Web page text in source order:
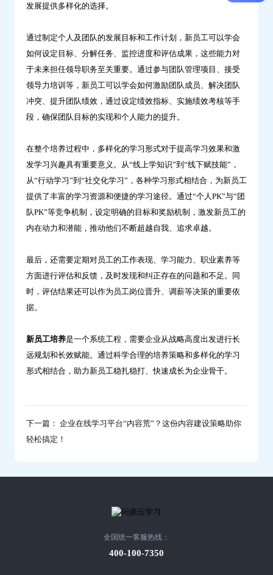
发展提供多样化的选择。
通过制定个人及团队的发展目标和工作计划，新员工可以学会
如何设定目标、分解任务、监控进度和评估成果，这些能力对
于未来担任领导职务至关重要。通过参与团队管理项目、接受
领导力培训等，新员工可以学会如何激励团队成员、解决团队
冲突、提升团队绩效，通过设定绩效指标、实施绩效考核等手
段，确保团队目标的实现和个人能力的提升。
在整个培养过程中，多样化的学习形式对于提高学习效果和激
发学习兴趣具有重要意义。从“线上学知识”到“线下赋技能”，
从“行动学习”到“社交化学习”，各种学习形式相结合，为新员工
提供了丰富的学习资源和便捷的学习途径。通过“个人PK”与“团
队PK”等竞争机制，设定明确的目标和奖励机制，激发新员工的
内在动力和潜能，推动他们不断超越自我、追求卓越。
最后，还需要定期对员工的工作表现、学习能力、职业素养等
方面进行评估和反馈，及时发现和纠正存在的问题和不足。同
时，评估结果还可以作为员工岗位晋升、调薪等决策的重要依
据。
新员工培养是一个系统工程，需要企业从战略高度出发进行长
远规划和长效赋能。通过科学合理的培养策略和多样化的学习
形式相结合，助力新员工稳扎稳打、快速成长为企业骨干。
下一篇： 企业在线学习平台“内容荒”？这份内容建设策略助你
轻松搞定！
全国统一客服热线：
400-100-7350